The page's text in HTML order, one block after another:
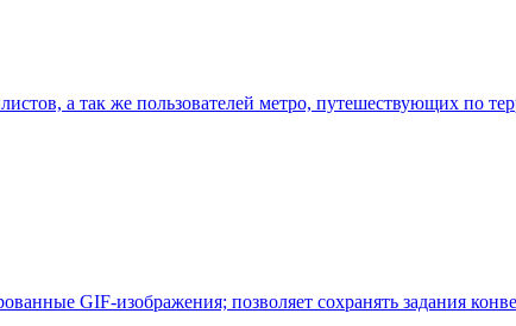
а так же пользователей метро, путешествующих по
GIF-изображения; позволяет сохранять задания